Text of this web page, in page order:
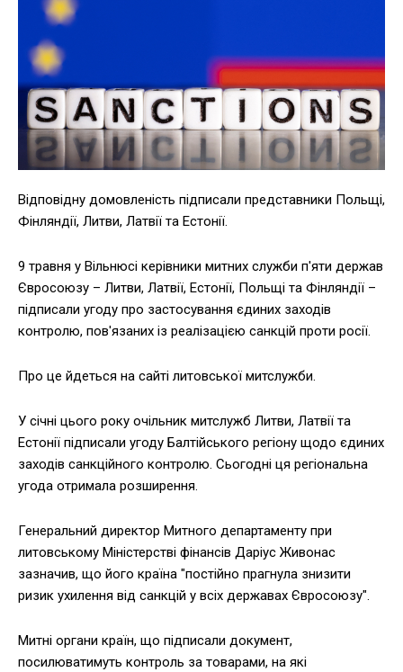
Відповідну домовленість підписали представники Польщі,
Фінляндії, Литви, Латвії та Естонії.
9 травня у Вільнюсі керівники митних служби п'яти держав
Євросоюзу – Литви, Латвії, Естонії, Польщі та Фінляндії –
підписали угоду про застосування єдиних заходів
контролю, пов'язаних із реалізацією санкцій проти росії.
Про це йдеться на сайті литовської митслужби.
У січні цього року очільник митслужб Литви, Латвії та
Естонії підписали угоду Балтійського регіону щодо єдиних
заходів санкційного контролю. Сьогодні ця регіональна
угода отримала розширення.
Генеральний директор Митного департаменту при
литовському Міністерстві фінансів Даріус Живонас
зазначив, що його країна "постійно прагнула знизити
ризик ухилення від санкцій у всіх державах Євросоюзу".
Митні органи країн, що підписали документ,
посилюватимуть контроль за товарами, на які